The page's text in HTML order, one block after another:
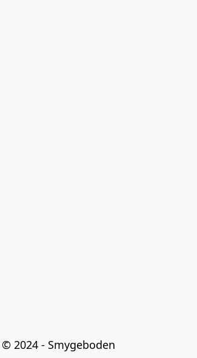
© 2024 - Smygeboden